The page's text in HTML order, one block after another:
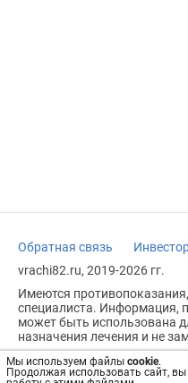
Мы используем файлы cookie.
Продолжая использовать сайт, вы
Обратная связь
vrachi82.ru, 2019-2026 гг.
Имеются
специалиста. Информация,
может быть использована
назначения лечения и не
Возрастное ограничение: 18+